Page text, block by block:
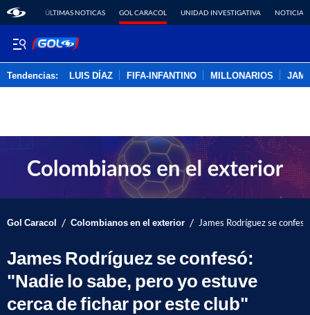
ÚLTIMAS NOTICAS GOL CARACOL UNIDAD INVESTIGATIVA NOTICIAS
Tendencias: LUIS DÍAZ FIFA-INFANTINO MILLONARIOS
Gol Caracol / Colombianos en el exterior / James Rodríguez se
James Rodríguez se confesó:
"Nadie lo sabe, pero yo estuve
cerca de fichar por este club"